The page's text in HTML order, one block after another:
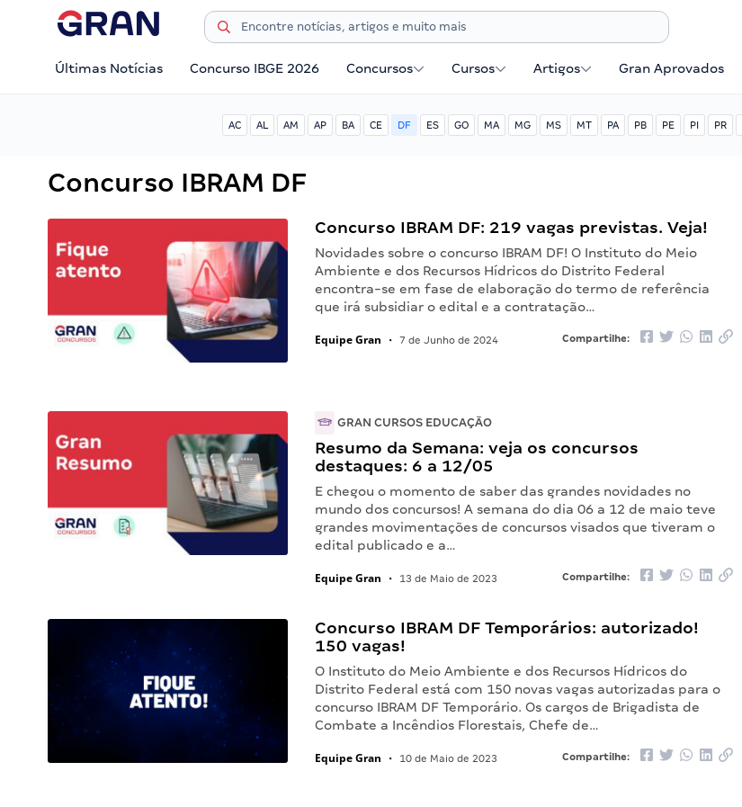
Últimas Notícias Concurso IBGE 2026 Concursos Cursos Artigos Gran Aprovados
AC AL AM AP BA CE DF ES GO MA MG MS MT PA PB PE PI PR
Concurso IBRAM DF
Concurso IBRAM DF: 219 vagas previstas. Veja!
Novidades sobre o concurso IBRAM DF! O Instituto do Meio
Ambiente e dos Recursos Hídricos do Distrito Federal
encontra-se em fase de elaboração do termo de referência
que irá subsidiar o edital e a contratação…
Equipe Gran • 7 de Junho de 2024 Compartilhe:
GRAN CURSOS EDUCAÇÃO
Resumo da Semana: veja os concursos
destaques: 6 a 12/05
E chegou o momento de saber das grandes novidades no
mundo dos concursos! A semana do dia 06 a 12 de maio teve
grandes movimentações de concursos visados que tiveram o
edital publicado e a…
Equipe Gran • 13 de Maio de 2023 Compartilhe:
Concurso IBRAM DF Temporários: autorizado!
150 vagas!
O Instituto do Meio Ambiente e dos Recursos Hídricos do
Distrito Federal está com 150 novas vagas autorizadas para o
concurso IBRAM DF Temporário. Os cargos de Brigadista de
Combate a Incêndios Florestais, Chefe de…
Equipe Gran • 10 de Maio de 2023 Compartilhe: